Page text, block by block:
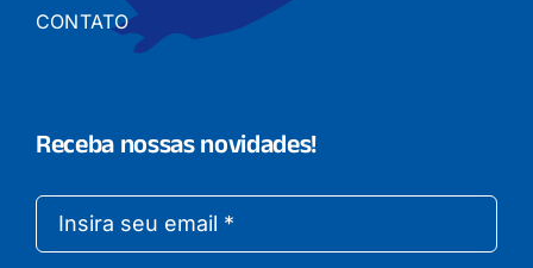
CONTATO
Receba nossas novidades!